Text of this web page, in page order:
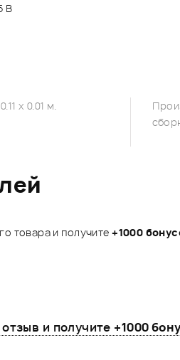
В
x 0.01 м.
товара и получите+1000
и получите +1000